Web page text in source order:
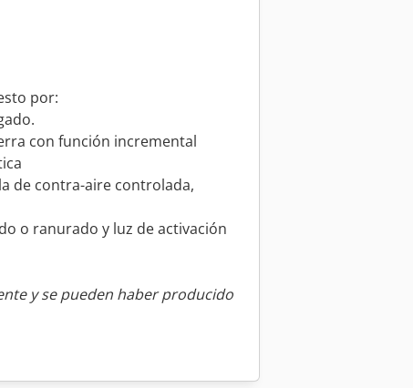
por:
con función incremental
de contra-aire controlada,
o ranurado y luz de activación
y se pueden haber producido